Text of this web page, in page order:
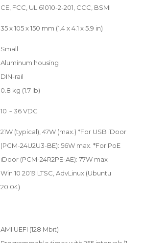
CE, FCC, UL 61010-2-201, CCC, BSMI
35 x 105 x 150 mm (1.4 x 4.1 x 5.9 in)
Small
Aluminum housing
DIN-rail
0.8 kg (1.7 lb)
10 ~ 36 VDC
21W (typical), 47W (max.) *For USB iDoor
(PCM-24U2U3-BE): 56W max. *For PoE
iDoor (PCM-24R2PE-AE): 77W max
Win 10 2019 LTSC, AdvLinux (Ubuntu
20.04)
AMI UEFI (128 Mbit)